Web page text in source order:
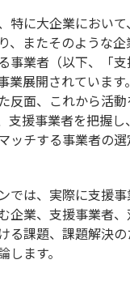
特に大企業におい
、またそのような
事業者（以下、「
業展開されていま
反面、これから活
支援事業者を把握
ッチする事業者の
では、実際に支援
企業、支援事業者、
る課題、課題解決
します。